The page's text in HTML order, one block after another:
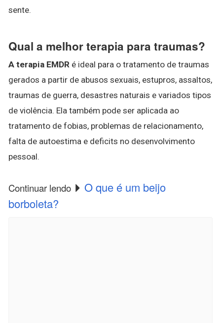
sente.
Qual a melhor terapia para traumas?
A terapia EMDR é ideal para o tratamento de traumas
gerados a partir de abusos sexuais, estupros, assaltos,
traumas de guerra, desastres naturais e variados tipos
de violência. Ela também pode ser aplicada ao
tratamento de fobias, problemas de relacionamento,
falta de autoestima e deficits no desenvolvimento
pessoal.
Continuar lendo
O que é um beijo
borboleta?